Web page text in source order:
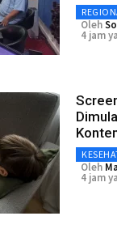
Oleh
4 jam
Oleh
4 jam